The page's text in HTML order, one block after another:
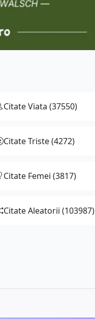
Citate Viata (37550)
Citate Triste (4272)
Citate Femei (3817)
Citate Aleatorii (103987)